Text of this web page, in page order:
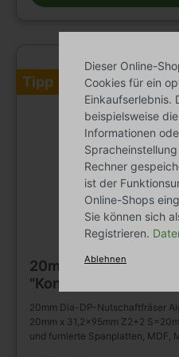
Tipp
20mm Dia-DP-
"Konstantin®-Mini-
31,2x95mm Z2+2
20mm Dia-DP-Nutschaftfräser
20mm x 31,2x95mm Z2+2
und furnierte Spanplatten, MDF,
Dieser Online-
Cookies für ein
Einkaufserlebnis.
beispielsweise
Informationen
Rechner
ist der
Online-Shops
Sie können sich
Registrieren.
Ablehnen